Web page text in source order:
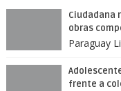
Ciudadana
obras
Paraguay
frente a